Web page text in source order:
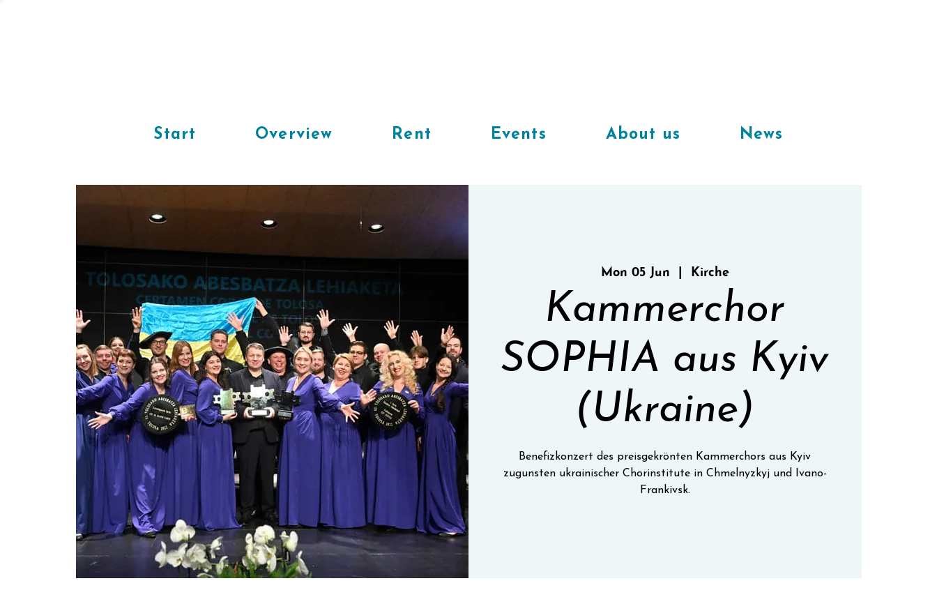
Start Overview Rent Events About us News
Mon 05 Jun Kirche
Kammerchor
SOPHIA aus Kyiv
(Ukraine)
Benefizkonzert des preisgekrönten Kammerchors aus Kyiv
zugunsten ukrainischer Chorinstitute in Chmelnyzkyj und Ivano-
Frankivsk.